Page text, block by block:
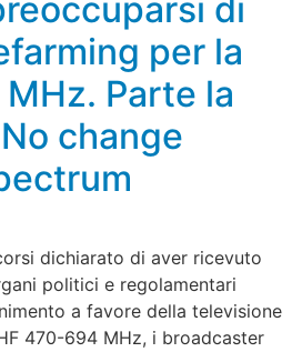
di
per la
Parte la
change
dichiarato di aver ricevuto
politici e regolamentari
a favore della televisione
470-694 MHz, i broadcaster